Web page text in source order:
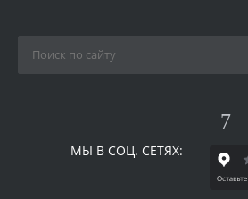
МЫ В СОЦ. СЕТЯХ: